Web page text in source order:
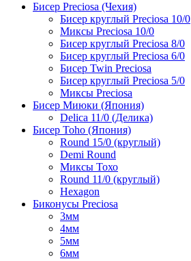
Бисер Preciosa (Чехия)
Бисер круглый Preciosa 10/0
Миксы Preciosa 10/0
Бисер круглый Preciosa 8/0
Бисер круглый Preciosa 6/0
Бисер Twin Preciosa
Бисер круглый Preciosa 5/0
Миксы Preciosa
Бисер Миюки (Япония)
Delica 11/0 (Делика)
Бисер Toho (Япония)
Round 15/0 (круглый)
Demi Round
Миксы Тохо
Round 11/0 (круглый)
Hexagon
Биконусы Preciosa
3мм
4мм
5мм
6мм